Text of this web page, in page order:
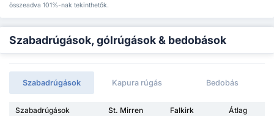
összeadva 101%-nak tekinthetők.
Szabadrúgások, gólrúgások & bedobások
Szabadrúgások Kapura rúgás Bedobás
Szabadrúgások St. Mirren Falkirk
Átlag